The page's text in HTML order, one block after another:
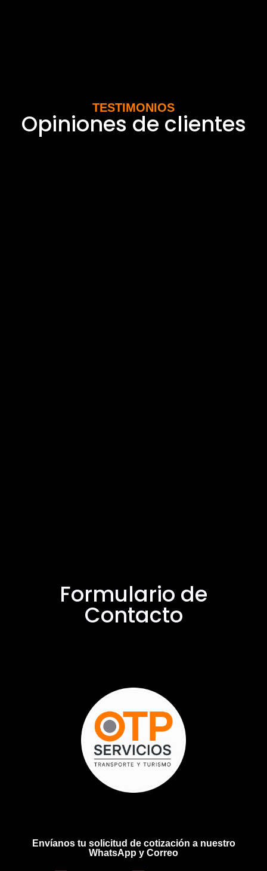
TESTIMONIOS
Opiniones de clientes
Formulario de
Contacto
Envíanos tu solicitud de cotización a nuestro
WhatsApp y Correo